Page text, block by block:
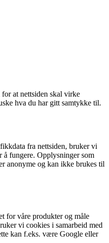
at nettsiden skal virke
hva du har gitt samtykke til.
fra nettsiden, bruker vi
å fungere. Opplysninger som
anonyme og kan ikke brukes til
for våre produkter og måle
vi cookies i samarbeid med
kan f.eks. være Google eller